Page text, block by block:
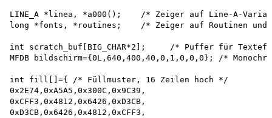
LINE_A *linea, *a000();    /* Zeiger auf Line-A-
long *fonts, *routines;    /* Zeiger auf Routinen und
int scratch_buf[BIG_CHAR*2];     /* Puffer für
MFDB bildschirm={0L,640,400,40,0,1,0,0,0}; /*
int fill[]={ /* Füllmuster, 16 Zeilen hoch */
0x2E74,0xA5A5,0x300C,0x9C39,
0xCFF3,0x4812,0x6426,0xD3CB,
0xD3CB,0x6426,0x4812,0xCFF3,